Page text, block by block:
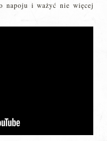
napoju i ważyć nie więcej